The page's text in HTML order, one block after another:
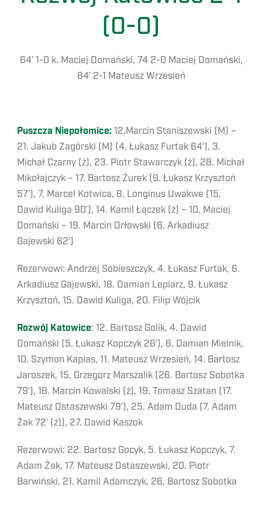
(0-0)
64′ 1-0 k. Maciej Domański, 74 2-0 Maciej Domański,
84′ 2-1 Mateusz Wrzesień
Puszcza Niepołomice: 12.Marcin Staniszewski (M) –
21. Jakub Zagórski (M) (4. Łukasz Furtak 64′), 3.
Michał Czarny (ż), 23. Piotr Stawarczyk (ż), 28. Michał
Mikołajczyk – 17. Bartosz Żurek (9. Łukasz Krzysztoń
57′), 7. Marcel Kotwica, 8. Longinus Uwakwe (15.
Dawid Kuliga 90′), 14. Kamil Łączek (ż) – 10. Maciej
Domański – 19. Marcin Orłowski (6. Arkadiusz
Gajewski 62′)
Rezerwowi: Andrzej Sobieszczyk, 4. Łukasz Furtak, 6.
Arkadiusz Gajewski, 18. Damian Lepiarz, 9. Łukasz
Krzysztoń, 15. Dawid Kuliga, 20. Filip Wójcik
Rozwój Katowice: 12. Bartosz Golik, 4. Dawid
Domański (5. Łukasz Kopczyk 26′), 6. Damian Mielnik,
10. Szymon Kapias, 11. Mateusz Wrzesień, 14. Bartosz
Jaroszek, 15. Grzegorz Marszalik (26. Bartosz Sobotka
79′), 18. Marcin Kowalski (ż), 19. Tomasz Szatan (17.
Mateusz Ostaszewski 79′), 25. Adam Duda (7. Adam
Żak 72′ (ż)), 27. Dawid Kaszok
Rezerwowi: 22. Bartosz Gocyk, 5. Łukasz Kopczyk, 7.
Adam Żak, 17. Mateusz Ostaszewski, 20. Piotr
Barwiński, 21. Kamil Adamczyk, 26. Bartosz Sobotka